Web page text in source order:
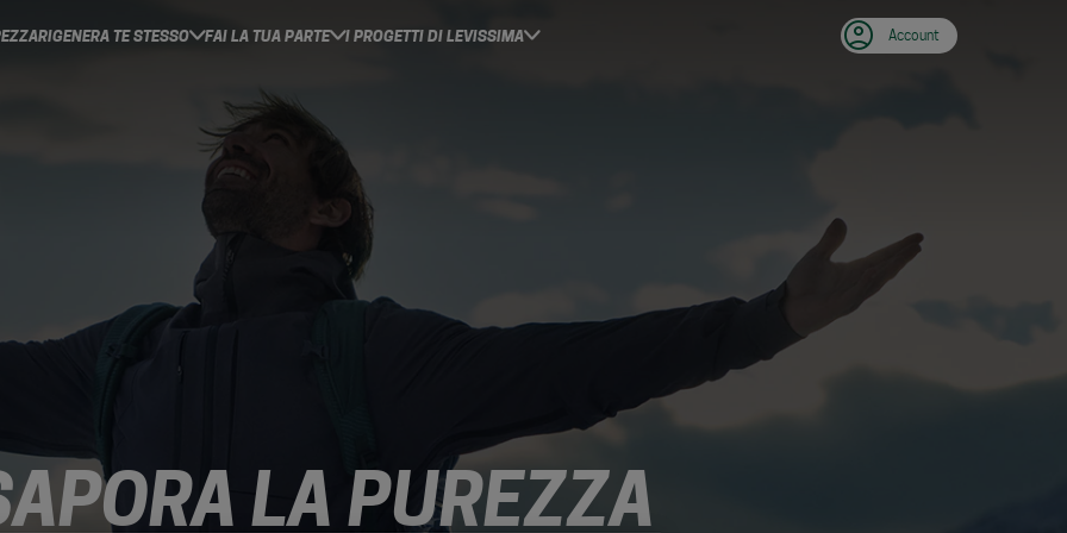
RIGENERA TE STESSO FAI LA TUA PARTE I PROGETTI DI LEVISSIMA Account
LA PUREZZA